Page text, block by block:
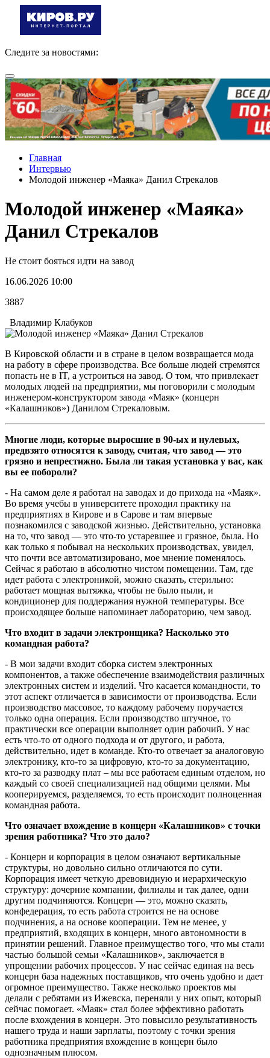
Следите за новостями:
Главная
Интервью
Молодой инженер «Маяка» Данил Стрекалов
Молодой инженер «Маяка»
Данил Стрекалов
Не стоит бояться идти на завод
16.06.2026 10:00
3887
Владимир Клабуков
В Кировской области и в стране в целом возвращается мода
на работу в сфере производства. Все больше людей стремятся
попасть не в IT, а устроиться на завод. О том, что привлекает
молодых людей на предприятии, мы поговорили с молодым
инженером-конструктором завода «Маяк» (концерн
«Калашников») Данилом Стрекаловым.
Многие люди, которые выросшие в 90-ых и нулевых,
предвзято относятся к заводу, считая, что завод — это
грязно и непрестижно. Была ли такая установка у вас, как
вы ее побороли?
- На самом деле я работал на заводах и до прихода на «Маяк».
Во время учебы в университете проходил практику на
предприятиях в Кирове и в Сарове и там впервые
познакомился с заводской жизнью. Действительно, установка
на то, что завод — это что-то устаревшее и грязное, была. Но
как только я побывал на нескольких производствах, увидел,
что почти все автоматизировано, мое мнение поменялось.
Сейчас я работаю в абсолютно чистом помещении. Там, где
идет работа с электроникой, можно сказать, стерильно:
работает мощная вытяжка, чтобы не было пыли, и
кондиционер для поддержания нужной температуры. Все
происходящее больше напоминает лабораторию, чем завод.
Что входит в задачи электронщика? Насколько это
командная работа?
- В мои задачи входит сборка систем электронных
компонентов, а также обеспечение взаимодействия различных
электронных систем и изделий. Что касается командности, то
этот аспект отличается в зависимости от производства. Если
производство массовое, то каждому рабочему поручается
только одна операция. Если производство штучное, то
практически все операции выполняет один рабочий. У нас
есть что-то от одного подхода и от другого, и работа,
действительно, идет в команде. Кто-то отвечает за аналоговую
электронику, кто-то за цифровую, кто-то за документацию,
кто-то за разводку плат – мы все работаем единым отделом, но
каждый со своей специализацией над общими целями. Мы
кооперируемся, разделяемся, то есть происходит полноценная
командная работа.
Что означает вхождение в концерн «Калашников» с точки
зрения работника? Что это дало?
- Концерн и корпорация в целом означают вертикальные
структуры, но довольно сильно отличаются по сути.
Корпорация имеет четкую древовидную и иерархическую
структуру: дочерние компании, филиалы и так далее, одни
другим подчиняются. Концерн — это, можно сказать,
конфедерация, то есть работа строится не на основе
подчинения, а на основе кооперации. Тем не менее, у
предприятий, входящих в концерн, много автономности в
принятии решений. Главное преимущество того, что мы стали
частью большой семьи «Калашников», заключается в
упрощении рабочих процессов. У нас сейчас единая на весь
концерн база надежных поставщиков, что очень удобно и дает
огромное преимущество. Также несколько проектов мы
делали с ребятами из Ижевска, переняли у них опыт, который
сейчас помогает. «Маяк» стал более эффективно работать
после вхождения в концерн. Это повысило результативность
нашего труда и наши зарплаты, поэтому с точки зрения
работника предприятия вхождение в концерн было
однозначным плюсом.